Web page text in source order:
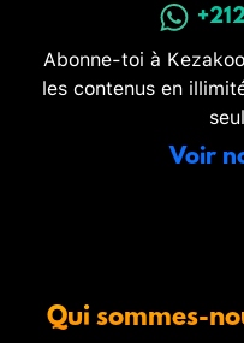
Abonne-toi à
les contenus en
Voir
Qui sommes-